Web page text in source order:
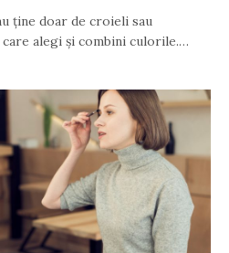
ține doar de croieli sau
alegi și combini culorile.…